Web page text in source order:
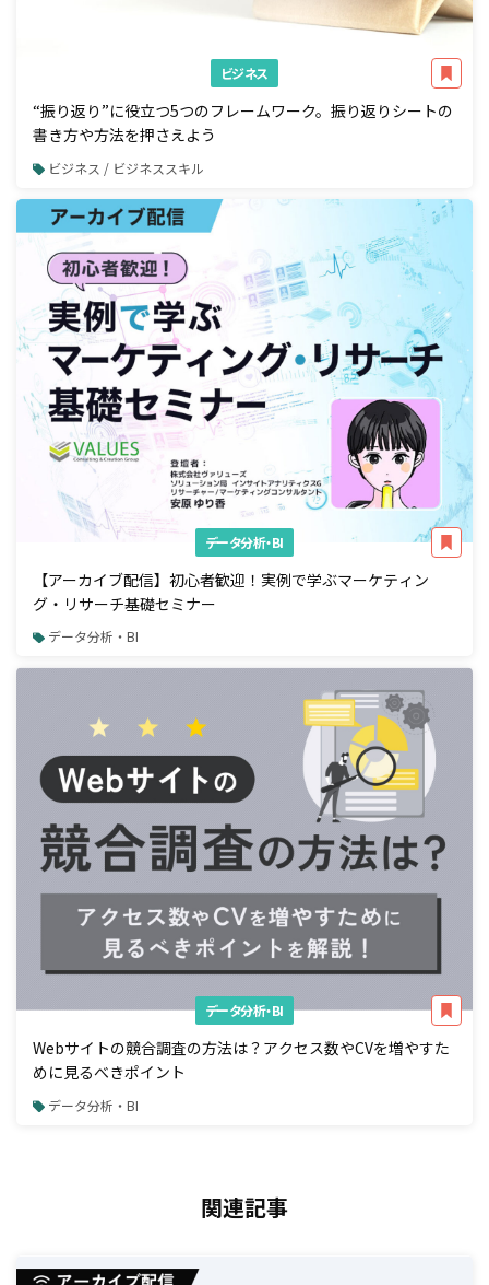
ビジネス
“振り返り”に役立つ5つのフレームワーク。振り返りシートの
書き方や方法を押さえよう
ビジネス / ビジネススキル
データ分析・BI
【アーカイブ配信】初心者歓迎！実例で学ぶマーケティン
グ・リサーチ基礎セミナー
データ分析・BI
データ分析・BI
Webサイトの競合調査の方法は？アクセス数やCVを増やすた
めに見るべきポイント
データ分析・BI
関連記事